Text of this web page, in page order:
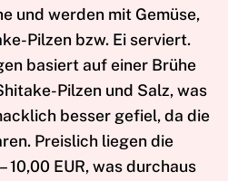
und werden mit Gemüse,
Pilzen bzw. Ei serviert.
basiert auf einer Brühe
Pilzen und Salz, was
besser gefiel, da die
Preislich liegen die
10,00 EUR, was durchaus